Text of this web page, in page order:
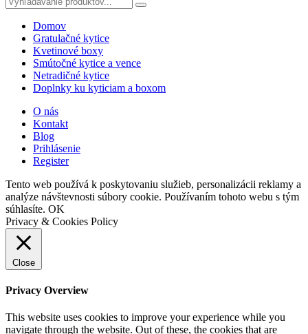
Domov
Gratulačné kytice
Kvetinové boxy
Smútočné kytice a vence
Netradičné kytice
Doplnky ku kyticiam a boxom
O nás
Kontakt
Blog
Prihlásenie
Register
Tento web používá k poskytovaniu služieb, personalizácii reklamy a
analýze návštevnosti súbory cookie. Používaním tohoto webu s tým
súhlasíte. OK
Privacy & Cookies Policy
Close
Privacy Overview
This website uses cookies to improve your experience while you
navigate through the website. Out of these, the cookies that are